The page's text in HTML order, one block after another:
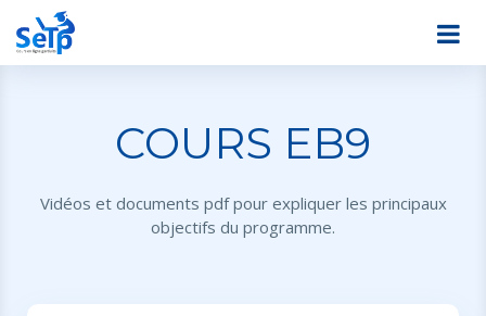
COURS EB9
Vidéos et documents pdf pour expliquer les principaux
objectifs du programme.